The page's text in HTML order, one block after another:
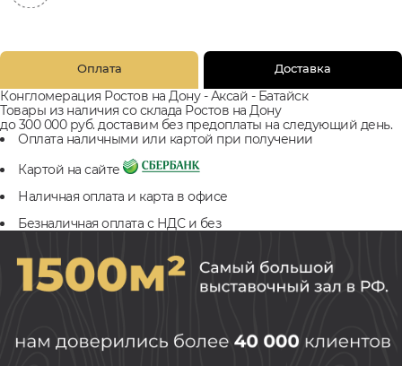
Оплата Доставка
Конгломерация Ростов на Дону - Аксай - Батайск
Товары из наличия со склада Ростов на Дону
до 300 000 руб. доставим без предоплаты на следующий день.
Оплата наличными или картой при получении
Картой на сайте
Наличная оплата и карта в офисе
Безналичная оплата с НДС и без